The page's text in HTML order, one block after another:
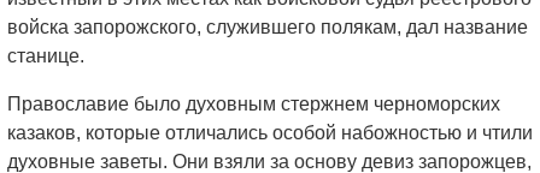
войска запорожского, служившего полякам, дал название
станице.
Православие было духовным стержнем черноморских
казаков, которые отличались особой набожностью и чтили
духовные заветы. Они взяли за основу девиз запорожцев,